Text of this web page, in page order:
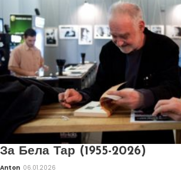
За Бела Тар (1955-2026)
Anton 06.01.2026